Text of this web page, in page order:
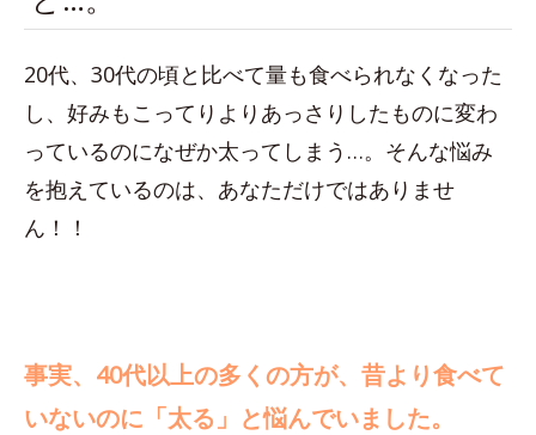
20代、30代の頃と比べて量も食べられなくなった
し、好みもこってりよりあっさりしたものに変わ
っているのになぜか太ってしまう…。そんな悩み
を抱えているのは、あなただけではありませ
ん！！
事実、40代以上の多くの方が、昔より食べて
いないのに「太る」と悩んでいました。